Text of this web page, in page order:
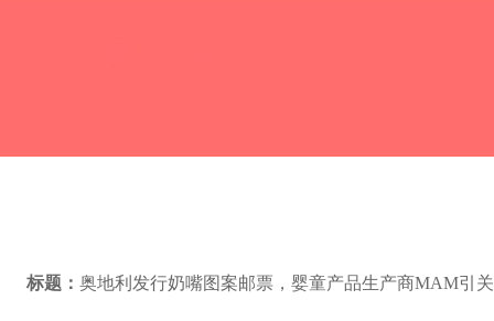
标题： 奥地利发行奶嘴图案邮票，婴童产品生产商MAM引